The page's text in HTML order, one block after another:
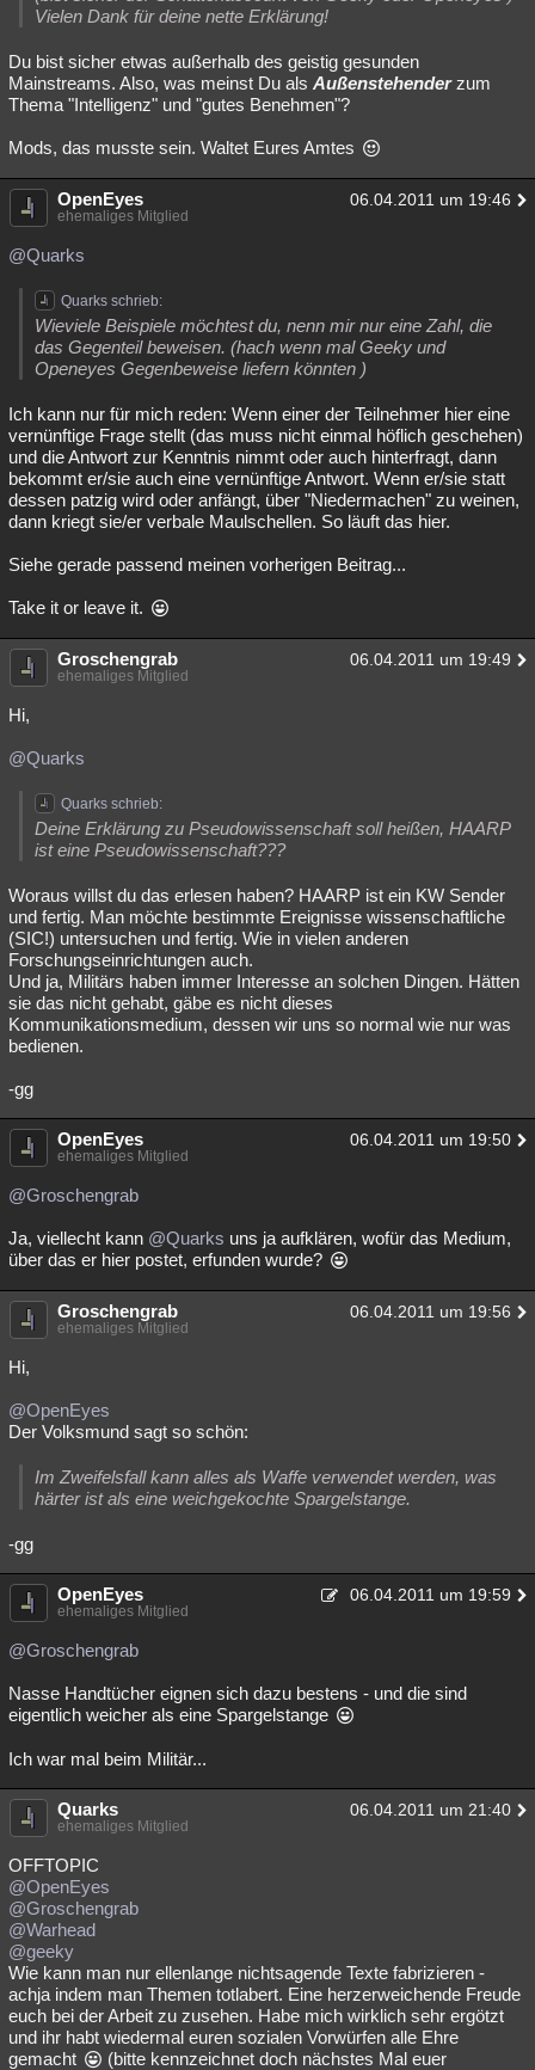
Vielen Dank für deine nette Erklärung!
Du bist sicher etwas außerhalb des geistig gesunden
Mainstreams. Also, was meinst Du als Außenstehenderzum
Thema "Intelligenz" und "gutes Benehmen"?
Mods, das musste sein. Waltet Eures Amtes
OpenEyes 06.04.2011 um 19:46
ehemaliges Mitglied
@Quarks
Quarks schrieb:
Wieviele Beispiele möchtest du, nenn mir nur eine Zahl, die
das Gegenteil beweisen. (hach wenn mal Geeky und
Openeyes Gegenbeweise liefern könnten )
Ich kann nur für mich reden: Wenn einer der Teilnehmer hier eine
vernünftige Frage stellt (das muss nicht einmal höflich geschehen)
und die Antwort zur Kenntnis nimmt oder auch hinterfragt, dann
bekommt er/sie auch eine vernünftige Antwort. Wenn er/sie statt
dessen patzig wird oder anfängt, über "Niedermachen" zu weinen,
dann kriegt sie/er verbale Maulschellen. So läuft das hier.
Siehe gerade passend meinen vorherigen Beitrag...
Take it or leave it.
Groschengrab 06.04.2011 um 19:49
ehemaliges Mitglied
Hi,
@Quarks
Quarks schrieb:
Deine Erklärung zu Pseudowissenschaft soll heißen, HAARP
ist eine Pseudowissenschaft???
Woraus willst du das erlesen haben? HAARP ist ein KW Sender
und fertig. Man möchte bestimmte Ereignisse wissenschaftliche
(SIC!) untersuchen und fertig. Wie in vielen anderen
Forschungseinrichtungen auch.
Und ja, Militärs haben immer Interesse an solchen Dingen. Hätten
sie das nicht gehabt, gäbe es nicht dieses
Kommunikationsmedium, dessen wir uns so normal wie nur was
bedienen.
-gg
OpenEyes 06.04.2011 um 19:50
ehemaliges Mitglied
@Groschengrab
Ja, viellecht kann @Quarks uns ja aufklären, wofür das Medium,
über das er hier postet, erfunden wurde?
Groschengrab 06.04.2011 um 19:56
ehemaliges Mitglied
Hi,
@OpenEyes
Der Volksmund sagt so schön:
Im Zweifelsfall kann alles als Waffe verwendet werden, was
härter ist als eine weichgekochte Spargelstange.
-gg
OpenEyes 06.04.2011 um 19:59
ehemaliges Mitglied
@Groschengrab
Nasse Handtücher eignen sich dazu bestens - und die sind
eigentlich weicher als eine Spargelstange
Ich war mal beim Militär...
Quarks 06.04.2011 um 21:40
ehemaliges Mitglied
OFFTOPIC
@OpenEyes
@Groschengrab
@Warhead
@geeky
Wie kann man nur ellenlange nichtsagende Texte fabrizieren -
achja indem man Themen totlabert. Eine herzerweichende Freude
euch bei der Arbeit zu zusehen. Habe mich wirklich sehr ergötzt
und ihr habt wiedermal euren sozialen Vorwürfen alle Ehre
gemacht
(bitte kennzeichnet doch nächstes Mal euer